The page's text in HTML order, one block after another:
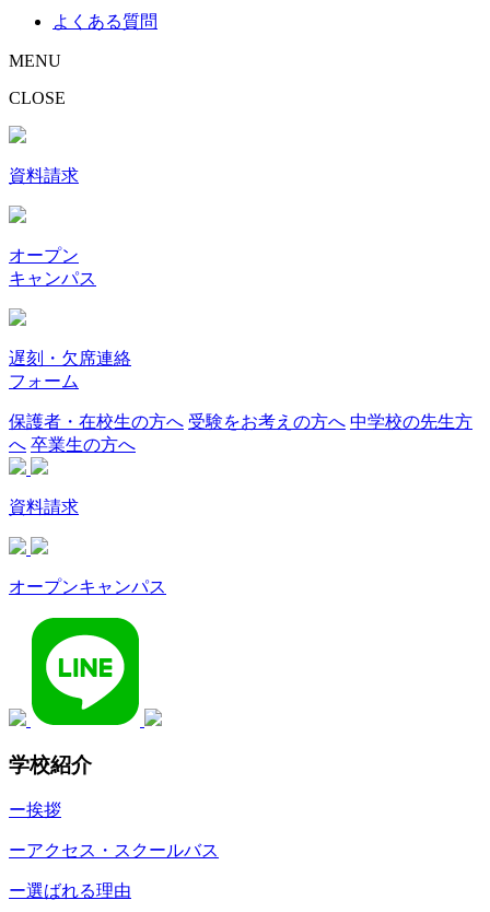
よくある質問
MENU
CLOSE
資料請求
オープン
キャンパス
遅刻・欠席連絡
フォーム
保護者・在校生の方へ 受験をお考えの方へ 中学校の先生方
へ 卒業生の方へ
資料請求
オープンキャンパス
学校紹介
ー挨拶
ーアクセス・スクールバス
ー選ばれる理由